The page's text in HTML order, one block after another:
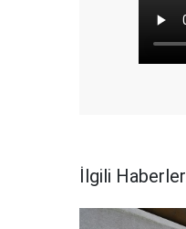
İlgili Haberler